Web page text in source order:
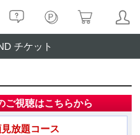
チケット
ご視聴はこちらから
見放題コース